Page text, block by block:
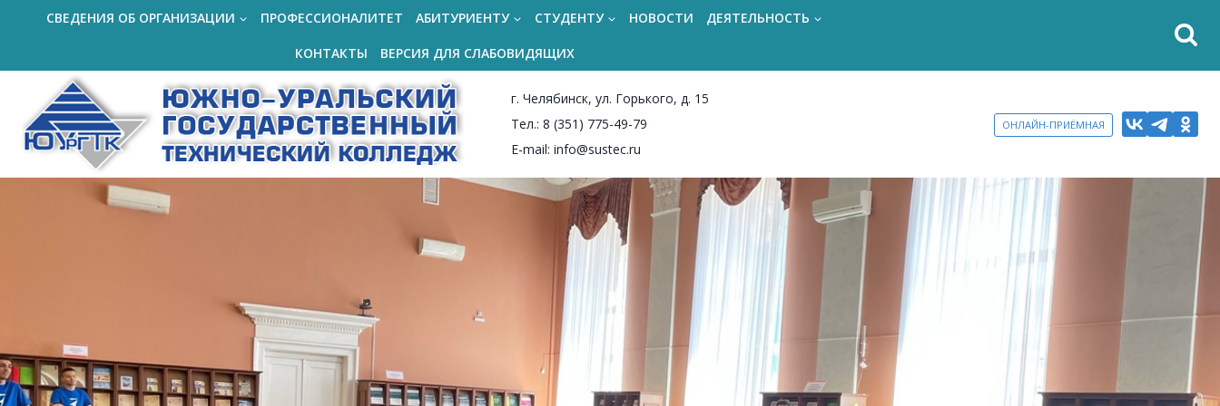
ПерейтиСВЕДЕНИЯ ОБ ОРГАНИЗАЦИИ ПРОФЕССИОНАЛИТЕТ АБИТУРИЕНТУ СТУДЕНТУ НОВОСТИ ДЕЯТЕЛЬНОСТЬ
КОНТАКТЫ ВЕРСИЯ ДЛЯ СЛАБОВИДЯЩИХ
г. Челябинск, ул. Горького, д. 15
Тел.: 8 (351) 775-49-79
E-mail: info@sustec.ru
ОНЛАЙН-ПРИЁМНАЯ